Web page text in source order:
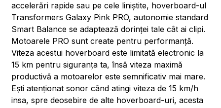
accelerări rapide sau pe cele liniștite, hoverboard-ul
Transformers Galaxy Pink PRO, autonomie standard
Smart Balance se adaptează dorinței tale cât ai clipi.
Motoarele PRO sunt create pentru performanță.
Viteza acestui hoverboard este limitată electronic la
15 km pentru siguranța ta, însă viteza maximă
productivă a motoarelor este semnificativ mai mare.
Ești atenționat sonor când atingi viteza de 15 km/h
insa, spre deosebire de alte hoverboard-uri, acesta